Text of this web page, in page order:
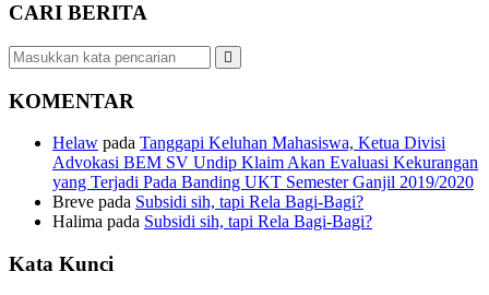
CARI BERITA
KOMENTAR
Helaw pada Tanggapi Keluhan Mahasiswa, Ketua Divisi
Advokasi BEM SV Undip Klaim Akan Evaluasi Kekurangan
yang Terjadi Pada Banding UKT Semester Ganjil 2019/2020
Breve pada Subsidi sih, tapi Rela Bagi-Bagi?
Halima pada Subsidi sih, tapi Rela Bagi-Bagi?
Kata Kunci